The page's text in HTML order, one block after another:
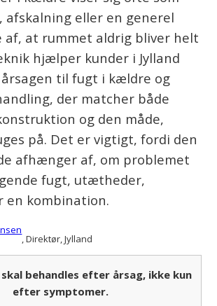
afskalning eller en generel
af, at rummet aldrig bliver helt
hjælper kunder i Jylland
til fugt i kældre og
der matcher både
og den måde,
på. Det er vigtigt, fordi den
afhænger af, om problemet
fugt, utætheder,
en kombination.
, Direktør, Jylland
behandles efter årsag, ikke kun
efter symptomer.